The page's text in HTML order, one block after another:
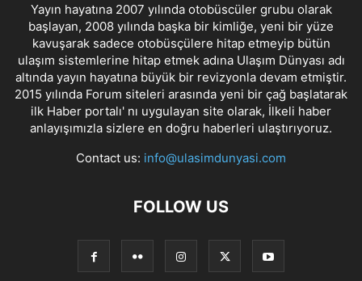
Yayın hayatına 2007 yılında otobüscüler grubu olarak
başlayan, 2008 yılında başka bir kimliğe, yeni bir yüze
kavuşarak sadece otobüsçülere hitap etmeyip bütün
ulaşım sistemlerine hitap etmek adına Ulaşım Dünyası adı
altında yayın hayatına büyük bir revizyonla devam etmiştir.
2015 yılında Forum siteleri arasında yeni bir çağ başlatarak
ilk Haber portalı' nı uygulayan site olarak, İlkeli haber
anlayışımızla sizlere en doğru haberleri ulaştırıyoruz.
Contact us: info@ulasimdunyasi.com
FOLLOW US